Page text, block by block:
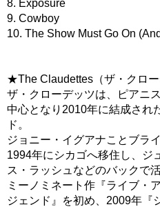
8. Exposure
9. Cowboy
10. The Show Must Go On
★The Claudettes（ザ・クロー
ザ・クローデッツは、ピアニ
中心となり2010年に結成され
ド。
ジョニー・イグアナことブラ
1994年にシカゴへ移住し、ジ
ス・ラッシュなどのバックで
ミーノミネート作『ライブ・
ジェンド』を初め、2009年『